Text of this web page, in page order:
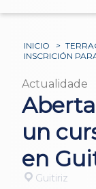
INICIO >
INSCRICIÓN
Actualidade
un
en
Guitiriz